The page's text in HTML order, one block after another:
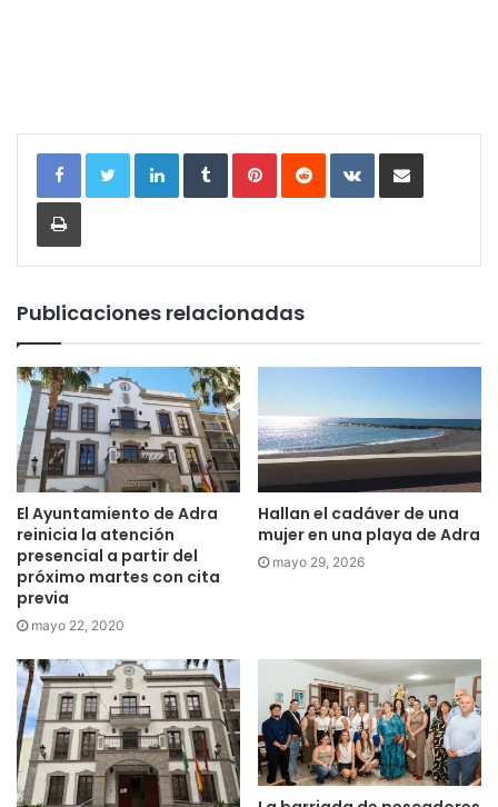
LinkedInTumblrPinterestReddit VKontakteCompartir por correo
Imprimir
Publicaciones relacionadas
El Ayuntamiento de Adra
reinicia la atención
presencial a partir del
próximo martes con cita
previa
mayo 22, 2020
Hallan el cadáver de una
mujer en una playa de Adra
mayo 29, 2026